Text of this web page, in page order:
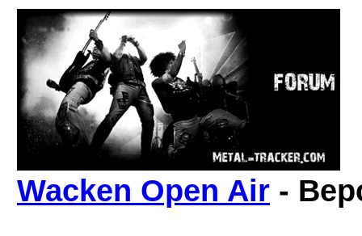
Wacken Open Air -